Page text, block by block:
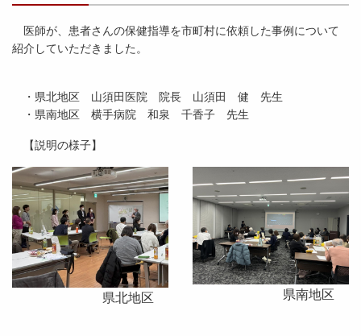
医師が、患者さんの保健指導を市町村に依頼した事例について
紹介していただきました。
・県北地区 山須田医院 院長 山須田 健 先生
・県南地区 横手病院 和泉 千香子 先生
【説明の様子】
県北地区 県南地区